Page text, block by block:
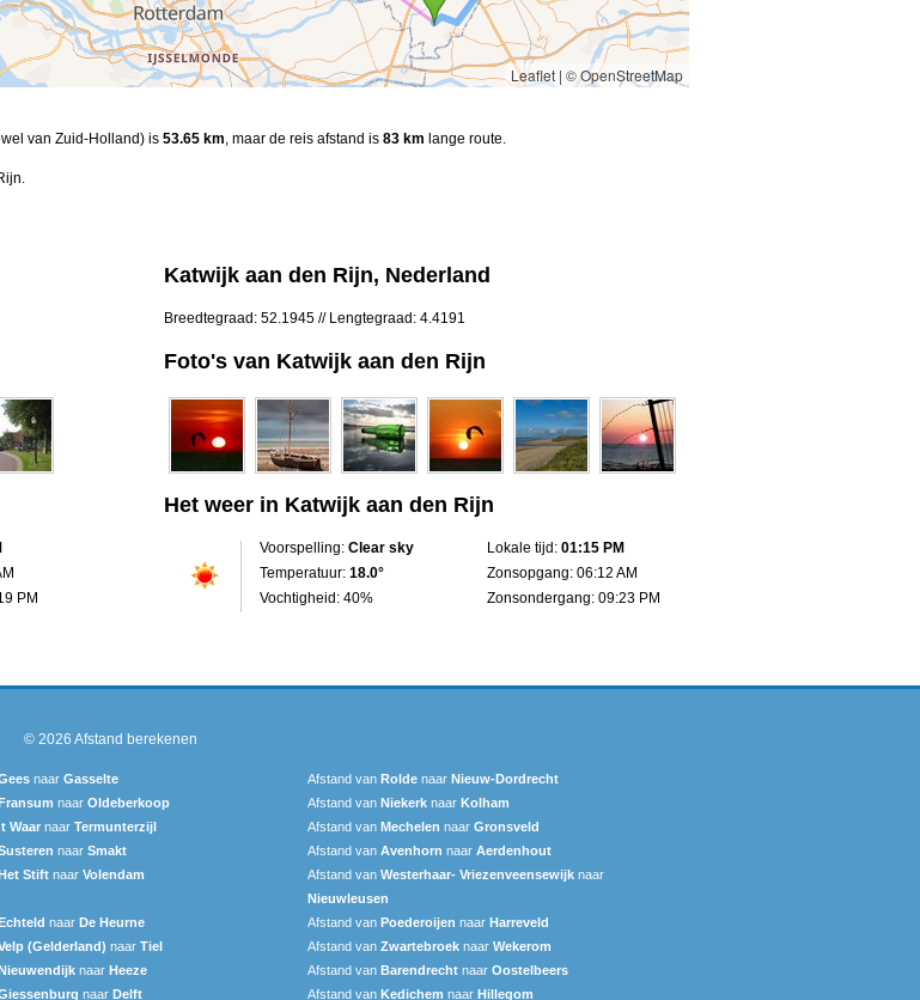
Leaflet | © OpenStreetMap
van Zuid-Holland) is 53.65 km, maar de reis afstand is 83 km lange route.
PM
Katwijk aan den Rijn, Nederland
Breedtegraad: 52.1945 // Lengtegraad: 4.4191
Foto's van Katwijk aan den Rijn
Het weer in Katwijk aan den Rijn
Voorspelling: Clear sky
Temperatuur: 18.0°
Vochtigheid: 40%
Lokale tijd: 01:15 PM
Zonsopgang: 06:12 AM
Zonsondergang: 09:23 PM
© 2026 Afstand berekenen
naar Gasselte Afstand van Rolde naar Nieuw-Dordrecht
naar Oldeberkoop Afstand van Niekerk naar Kolham
Waar naar Termunterzijl Afstand van Mechelen naar Gronsveld
naar Smakt Afstand van Avenhorn naar Aerdenhout
Stift naar Volendam Afstand van Westerhaar- Vriezenveensewijk naar
Nieuwleusen
naar De Heurne Afstand van Poederoijen naar Harreveld
(Gelderland) naar Tiel Afstand van Zwartebroek naar Wekerom
naar Heeze Afstand van Barendrecht naar Oostelbeers
naar Delft Afstand van Kedichem naar Hillegom